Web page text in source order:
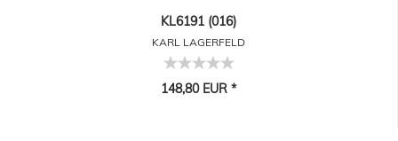
KL6191 (016)
KARL LAGERFELD
148,80 EUR *